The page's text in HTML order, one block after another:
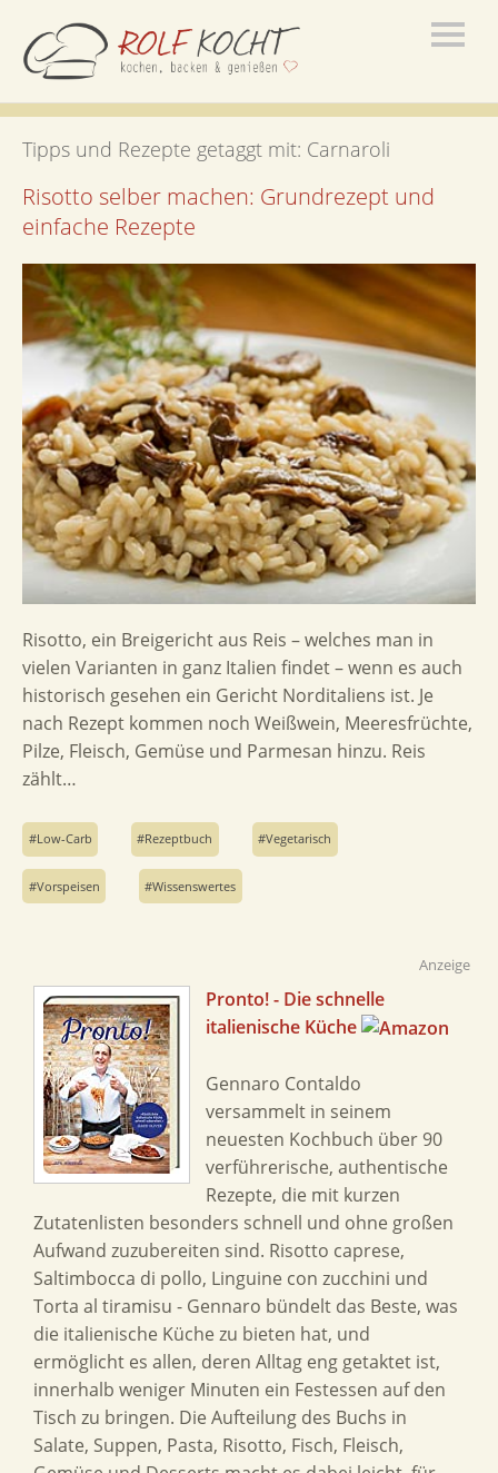
Tipps und Rezepte getaggt mit: Carnaroli
Risotto selber machen: Grundrezept und
einfache Rezepte
Risotto, ein Breigericht aus Reis – welches man in
vielen Varianten in ganz Italien findet – wenn es auch
historisch gesehen ein Gericht Norditaliens ist. Je
nach Rezept kommen noch Weißwein, Meeresfrüchte,
Pilze, Fleisch, Gemüse und Parmesan hinzu. Reis
zählt…
Low-Carb Rezeptbuch Vegetarisch
Vorspeisen Wissenswertes
Anzeige
Pronto! - Die schnelle
italienische Küche
Gennaro Contaldo
versammelt in seinem
neuesten Kochbuch über 90
verführerische, authentische
Rezepte, die mit kurzen
Zutatenlisten besonders schnell und ohne großen
Aufwand zuzubereiten sind. Risotto caprese,
Saltimbocca di pollo, Linguine con zucchini und
Torta al tiramisu - Gennaro bündelt das Beste, was
die italienische Küche zu bieten hat, und
ermöglicht es allen, deren Alltag eng getaktet ist,
innerhalb weniger Minuten ein Festessen auf den
Tisch zu bringen. Die Aufteilung des Buchs in
Salate, Suppen, Pasta, Risotto, Fisch, Fleisch,